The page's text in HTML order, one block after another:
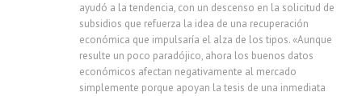
ayudó a la tendencia, con un descenso en la solicitud de
subsidios que refuerza la idea de una recuperación
económica que impulsaría el alza de los tipos. «Aunque
resulte un poco paradójico, ahora los buenos datos
económicos afectan negativamente al mercado
simplemente porque apoyan la tesis de una inmediata